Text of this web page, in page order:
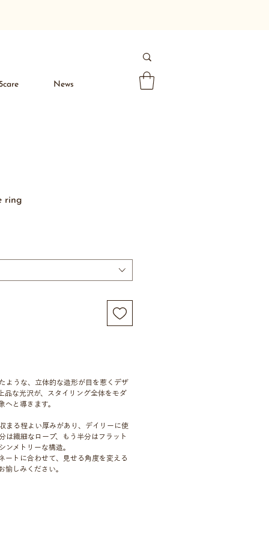
News
ring
ような、立体的な造形が目を惹くデザ
品な光沢が、スタイリング全体をモダ
へと導きます。
まる程よい厚みがあり、デイリーに使
は繊細なロープ、もう半分はフラット
ンメトリーな構造。
ートに合わせて、見せる角度を変える
愉しみください。